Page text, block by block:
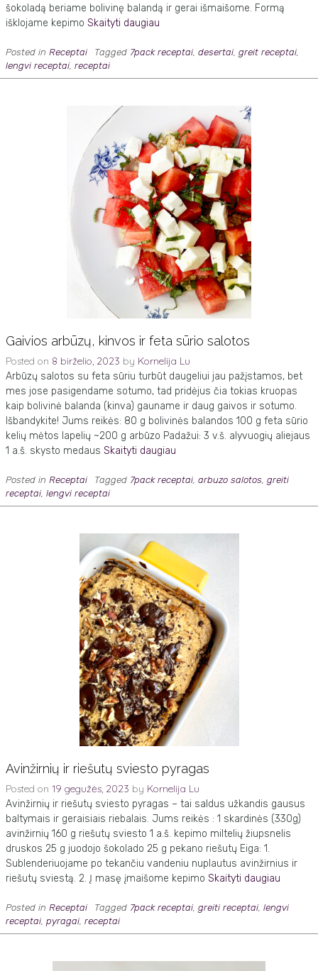
šokoladą beriame bolivinę balandą ir gerai išmaišome. Formą
išklojame kepimo Skaityti daugiau
Posted in Receptai Tagged 7pack receptai, desertai, greit receptai,
lengvi receptai, receptai
Gaivios arbūzų, kinvos ir feta sūrio salotos
Posted on 8 birželio, 2023 by Kornelija Lu
Arbūzų salotos su feta sūriu turbūt daugeliui jau pažįstamos, bet
mes jose pasigendame sotumo, tad pridėjus čia tokias kruopas
kaip bolivinė balanda (kinva) gauname ir daug gaivos ir sotumo.
Išbandykite! Jums reikės: 80 g bolivinės balandos 100 g feta sūrio
kelių mėtos lapelių ~200 g arbūzo Padažui: 3 v.š. alyvuogių aliejaus
1 a.š. skysto medaus Skaityti daugiau
Posted in Receptai Tagged 7pack receptai, arbuzo salotos, greiti
receptai, lengvi receptai
Avinžirnių ir riešutų sviesto pyragas
Posted on 19 gegužės, 2023 by Kornelija Lu
Avinžirnių ir riešutų sviesto pyragas – tai saldus užkandis gausus
baltymais ir geraisiais riebalais. Jums reikės : 1 skardinės (330g)
avinžirnių 160 g riešutų sviesto 1 a.š. kepimo miltelių žiupsnelis
druskos 25 g juodojo šokolado 25 g pekano riešutų Eiga: 1.
Sublenderiuojame po tekančiu vandeniu nuplautus avinžirnius ir
riešutų sviestą. 2. Į masę įmaišome kepimo Skaityti daugiau
Posted in Receptai Tagged 7pack receptai, greiti receptai, lengvi
receptai, pyragai, receptai